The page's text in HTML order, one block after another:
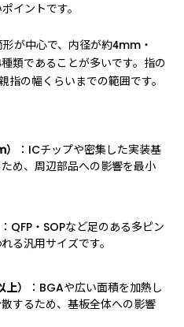
イントです。
が中心で、内径が約4mm・
であることが多いです。指の
の幅くらいまでの範囲です。
：ICチップや密集した実装基
め、周辺部品への影響を最小
：QFP・SOPなど足のある多ピン
る汎用サイズです。
）
：BGAや広い面積を加熱し
するため、基板全体への影響